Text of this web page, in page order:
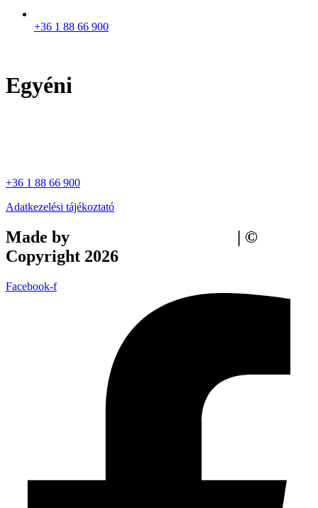
+36 1 88 66 900
Egyéni
+36 1 88 66 900
Adatkezelési tájékoztató
Made by
| ©
Copyright 2026
Facebook-f